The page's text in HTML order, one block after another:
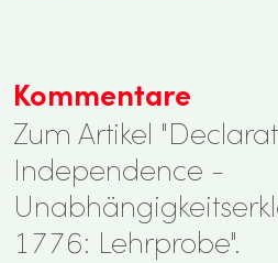
Kommentare
Zum Artikel
Independence -
1776: Lehrprobe".